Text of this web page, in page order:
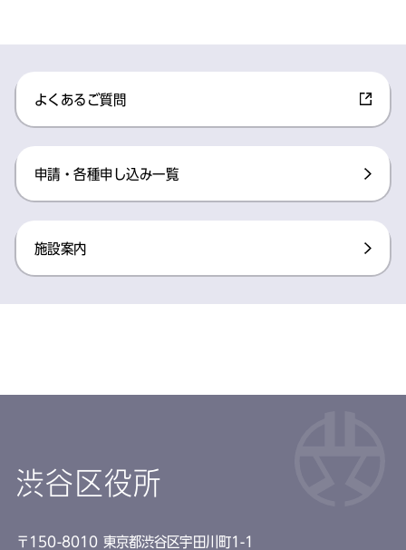
よくあるご質問
申請・各種申し込み一覧
施設案内
渋谷区役所
〒150-8010 東京都渋谷区宇田川町1-1